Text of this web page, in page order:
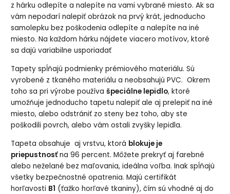
z hárku odlepíte a nalepíte na vami vybrané miesto. Ak sa
vám nepodarí nalepiť obrázok na prvý krát, jednoducho
samolepku bez poškodenia odlepíte a nalepíte na iné
miesto. Na každom hárku nájdete viacero motívov, ktoré
sa dajú variabilne usporiadať
Tapety spĺňajú podmienky prémiového materiálu. Sú
vyrobené z tkaného materiálu a neobsahujú PVC. Okrem
toho sa pri výrobe používašpeciálne lepidlo, ktoré
umožňuje jednoducho tapetu nalepiť ale aj prelepiť na iné
miesto, alebo odstrániť zo steny bez toho, aby ste
poškodili povrch, alebo vám ostali zvyšky lepidla.
Tapeta obsahuje aj vrstvu, ktorá blokuje je
priepustnosťna 96 percent. Môžete prekryť aj farebné
alebo neželané bez maľovania, ideálna voľba. Inak spĺňajú
všetky bezpečnostné opatrenia. Majú certifikát
horľavosti B1 (ťažko horľavé tkaniny), čím sú vhodné aj do